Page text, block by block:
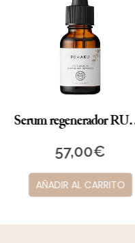
Serum
57,00€
AÑADIR AL CARRITO